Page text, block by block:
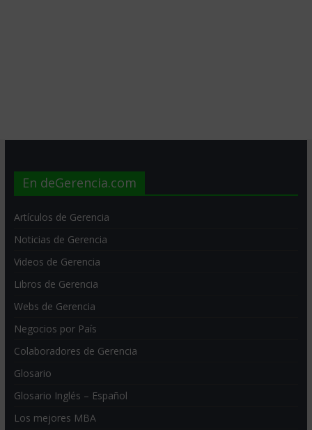
En deGerencia.com
Artículos de Gerencia
Noticias de Gerencia
Videos de Gerencia
Libros de Gerencia
Webs de Gerencia
Negocios por País
Colaboradores de Gerencia
Glosario
Glosario Inglés – Español
Los mejores MBA